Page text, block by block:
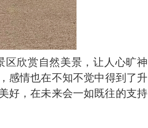
区欣赏自然美景 ，让 人心旷神
感情也在不知不觉中得到了升
好，在未来会一如既往的支持